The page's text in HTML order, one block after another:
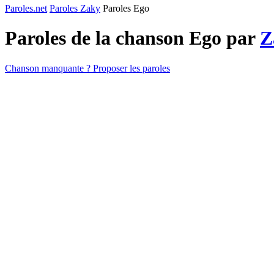
Paroles.net Paroles Zaky Paroles Ego
Paroles de la chanson Ego par
Chanson manquante ? Proposer les paroles